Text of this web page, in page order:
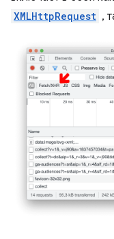
XMLHttpRequest ,